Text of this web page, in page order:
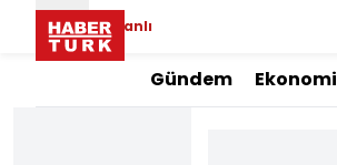
Canlı
Gündem Ekonomi